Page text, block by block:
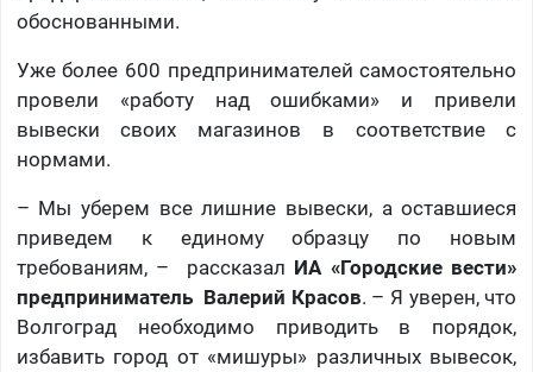
обоснованными.
Уже более 600 предпринимателей самостоятельно
провели «работу над ошибками» и привели
вывески своих магазинов в соответствие с
нормами.
– Мы уберем все лишние вывески, а оставшиеся
приведем к единому образцу по новым
требованиям, – рассказал ИА «Городские вести»
предприниматель Валерий Красов. – Я уверен, что
Волгоград необходимо приводить в порядок,
избавить город от «мишуры» различных вывесок,